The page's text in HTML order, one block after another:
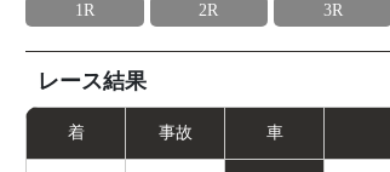
1R 2R 3R
レース結果
着 事故 車